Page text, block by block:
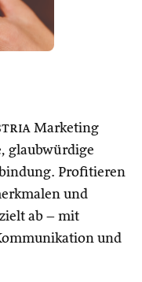
Marketing
glaubwürdige
Profitieren
und
ab – mit
und